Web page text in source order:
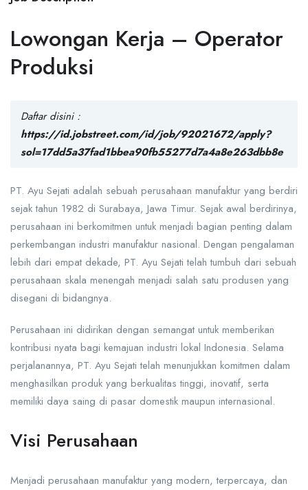
Lowongan Kerja – Operator
Produksi
Daftar disini :
https://id.jobstreet.com/id/job/92021672/apply?
sol=17dd5a37fad1bbea90fb55277d7a4a8e263dbb8e
PT. Ayu Sejati adalah sebuah perusahaan manufaktur yang berdiri
sejak tahun 1982 di Surabaya, Jawa Timur. Sejak awal berdirinya,
perusahaan ini berkomitmen untuk menjadi bagian penting dalam
perkembangan industri manufaktur nasional. Dengan pengalaman
lebih dari empat dekade, PT. Ayu Sejati telah tumbuh dari sebuah
perusahaan skala menengah menjadi salah satu produsen yang
disegani di bidangnya.
Perusahaan ini didirikan dengan semangat untuk memberikan
kontribusi nyata bagi kemajuan industri lokal Indonesia. Selama
perjalanannya, PT. Ayu Sejati telah menunjukkan komitmen dalam
menghasilkan produk yang berkualitas tinggi, inovatif, serta
memiliki daya saing di pasar domestik maupun internasional.
Visi Perusahaan
Menjadi perusahaan manufaktur yang modern, terpercaya, dan